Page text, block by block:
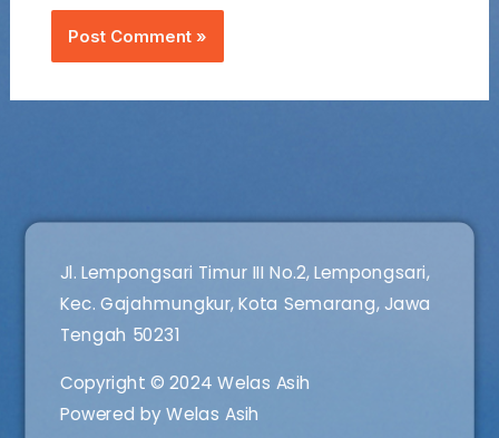
Jl. Lempongsari Timur III No.2, Lempongsari,
Kec. Gajahmungkur, Kota Semarang, Jawa
Tengah 50231
Copyright © 2024 Welas Asih
Powered by Welas Asih